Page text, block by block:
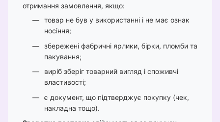
отримання замовлення, якщо:
товар не був у використанні і не має ознак
носіння;
збережені фабричні ярлики, бірки, пломби та
пакування;
виріб зберіг товарний вигляд і споживчі
властивості;
є документ, що підтверджує покупку (чек,
накладна тощо).